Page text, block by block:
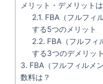
メリット・デメリットは
2.1. FBA（フルフィ
する5つのメリット
2.2. FBA（フルフィ
する3つのデメリット
3. FBA（フルフィルメ
数料は？